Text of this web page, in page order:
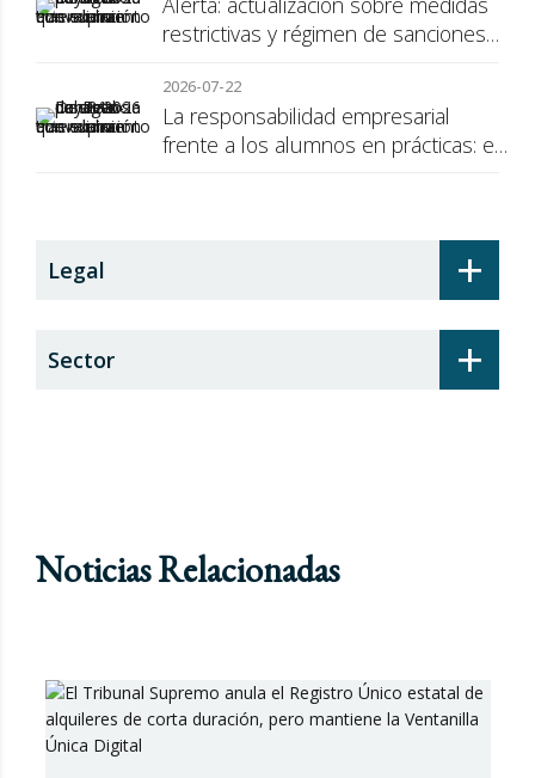
restrictivas y régimen de sanciones
2026-07-22
La responsabilidad empresarial
frente a los alumnos en prácticas: el
+
Legal
+
Sector
Noticias Relacionadas